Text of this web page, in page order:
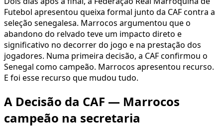
Futebol apresentou queixa formal junto da CAF contra a
seleção senegalesa. Marrocos argumentou que o
abandono do relvado teve um impacto direto e
significativo no decorrer do jogo e na prestação dos
jogadores. Numa primeira decisão, a CAF confirmou o
Senegal como campeão. Marrocos apresentou recurso.
E foi esse recurso que mudou tudo.
A Decisão da CAF — Marrocos
campeão na secretaria